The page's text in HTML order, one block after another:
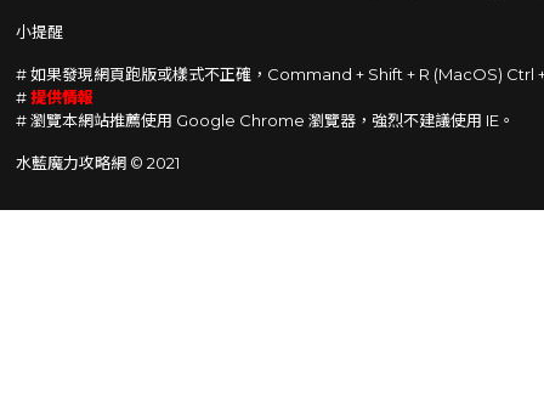
小提醒
# 如果發現網頁跑版或樣式不正確，Command + Shift + R (MacOS)
#提供情報
# 瀏覽本網站推薦使用 Google Chrome 瀏覽器，強烈不建議使用 IE。
水藍魔力攻略網 © 2021